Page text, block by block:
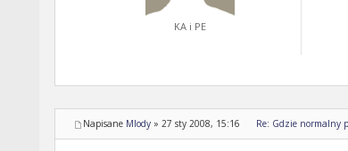
KA i PE
Napisane Mlody » 27 sty 2008, 15:16 Re: Gdzie normalny